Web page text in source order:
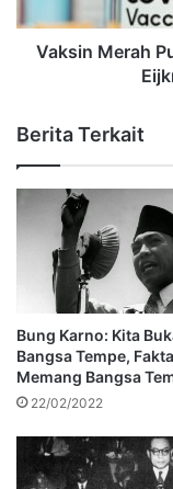
Vaksin Merah
Berita Terkait
Bung Karno: Kita
Bangsa Tempe,
Memang Bangsa
22/02/2022